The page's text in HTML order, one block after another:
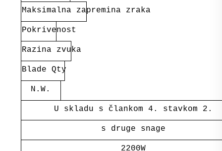
Maksimalna zapremina zraka
Pokrivenost
Razina zvuka
Blade Qty
N.W.
U skladu s člankom 4. stavkom 2.
s druge snage
2200W